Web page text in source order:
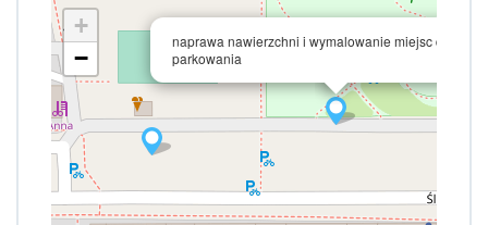
naprawa nawierzchni i wymalowanie miejsc do
parkowania
+
−